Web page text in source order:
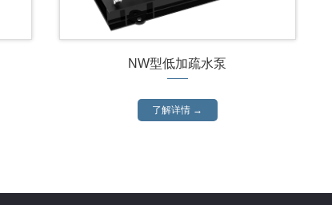
NW型低加疏水泵
了解详情 →